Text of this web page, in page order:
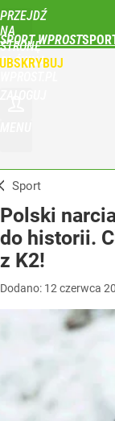
PRZEJDŹ
NA
STRONĘ
GŁÓWNĄ
SPORT WPROST
Sport
Polski
do historii.
z K2!
Dodano: 12 czerwca